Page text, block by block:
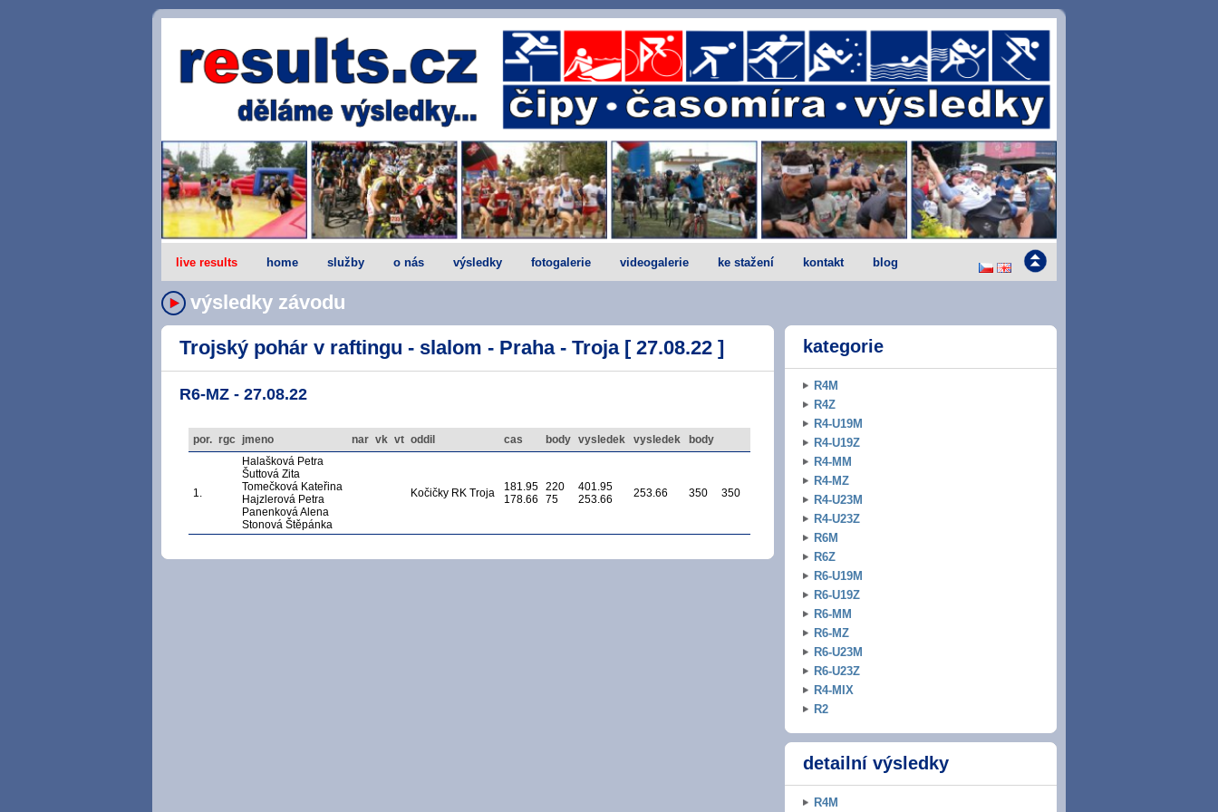
live results home služby o nás výsledky fotogalerie videogalerie ke stažení kontakt blog
výsledky závodu
Trojský pohár v raftingu - slalom - Praha - Troja [ 27.08.22 ]
R6-MZ - 27.08.22
por. rgc jmeno nar vk vt oddil cas body vysledek vysledek body
1.
Halašková Petra
Šuttová Zita
Tomečková Kateřina
Hajzlerová Petra
Panenková Alena
Stonová Štěpánka
Kočičky RK Troja
181.95
178.66
220
75
401.95
253.66
253.66 350 350
kategorie
R4M
R4Z
R4-U19M
R4-U19Z
R4-MM
R4-MZ
R4-U23M
R4-U23Z
R6M
R6Z
R6-U19M
R6-U19Z
R6-MM
R6-MZ
R6-U23M
R6-U23Z
R4-MIX
R2
detailní výsledky
R4M